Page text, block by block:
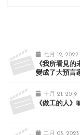
七月 12, 2022
《我所看見
變成了大預言
十月 21, 2019
《做工的人
二月 03, 2023